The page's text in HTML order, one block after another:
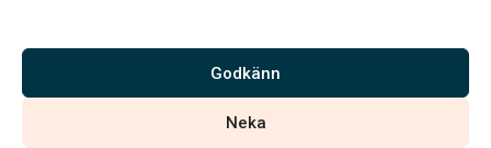
Godkänn
Neka
Vi är auktoriserade av Sveriges Begravningsbyråers Förbund och
har högt ställda krav på utbildning, kvalitet, miljö och arbetsmiljö.